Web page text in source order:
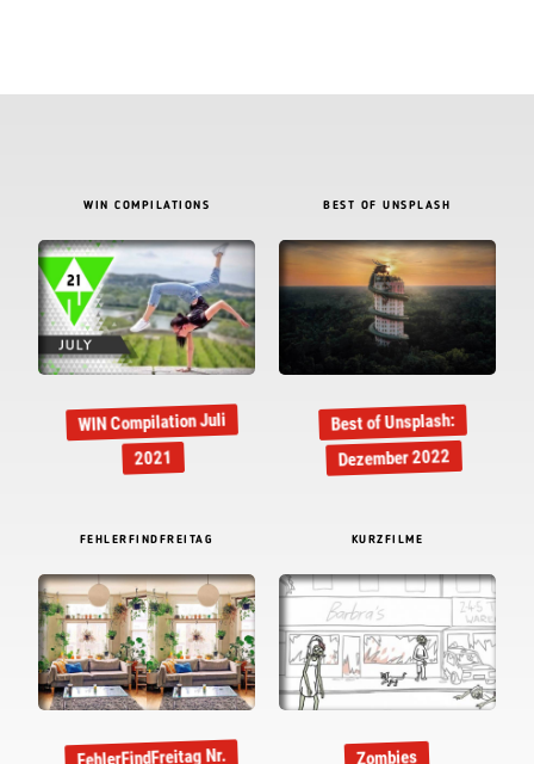
WIN COMPILATIONS
WIN Compilation Juli
2021
BEST OF UNSPLASH
Best of Unsplash:
Dezember 2022
FEHLERFINDFREITAG
FehlerFindFreitag Nr.
KURZFILME
Zombies